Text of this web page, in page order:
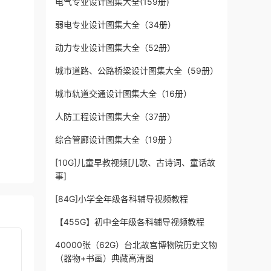
弱电专业设计图集大全（34册）
动力专业设计图集大全（52册）
城市道路、公路桥梁设计图集大全（59册）
城市轨道交通设计图集大全（16册）
人防工程设计图集大全（37册）
综合管廊设计图集大全（19册 ）
[10G]儿童早教视频[儿歌、古诗词、童话故
事]
[84G]小学全年级各科辅导视频教程
【455G】初中全年级各科辅导视频教程
40000张（62G）台北故宫博物院历史文物
（器物+书画）典藏高清图